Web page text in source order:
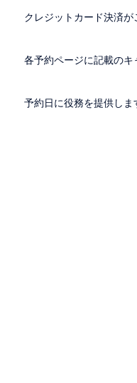
クレジットカード決済が
各予約ページに記載のキ
予約日に役務を提供しま